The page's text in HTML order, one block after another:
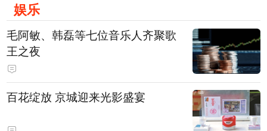
娱乐
毛阿敏、韩磊等七位音乐人齐聚歌
王之夜
百花绽放 京城迎来光影盛宴